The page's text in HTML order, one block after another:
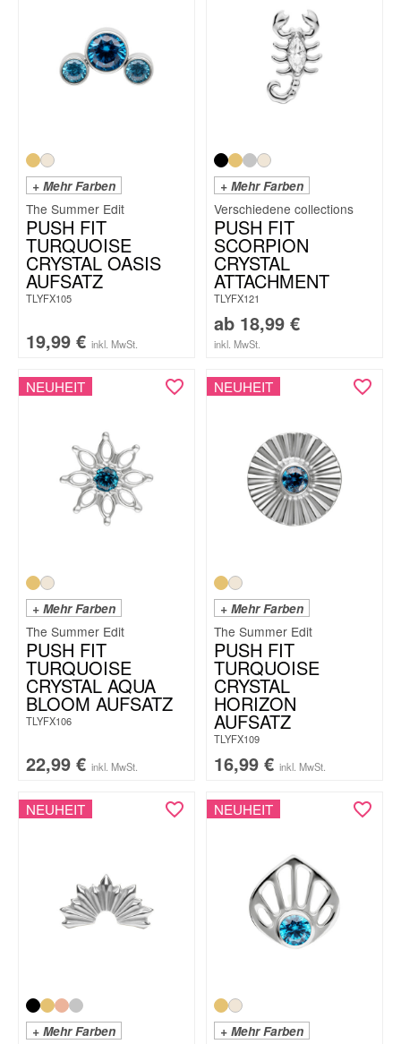
+ Mehr Farben
The Summer Edit
PUSH FIT
TURQUOISE
CRYSTAL OASIS
AUFSATZ
TLYFX105
19,99 € inkl. MwSt.
+ Mehr Farben
PUSH FIT
SCORPION
CRYSTAL
ATTACHMENT
TLYFX121
ab 18,99 €
inkl. MwSt.
NEUHEIT
+ Mehr Farben
The Summer Edit
PUSH FIT
TURQUOISE
CRYSTAL AQUA
BLOOM AUFSATZ
TLYFX106
22,99 € inkl. MwSt.
NEUHEIT
+ Mehr Farben
The Summer Edit
PUSH FIT
TURQUOISE
CRYSTAL
HORIZON
AUFSATZ
TLYFX109
16,99 € inkl. MwSt.
NEUHEIT
+ Mehr Farben
NEUHEIT
+ Mehr Farben